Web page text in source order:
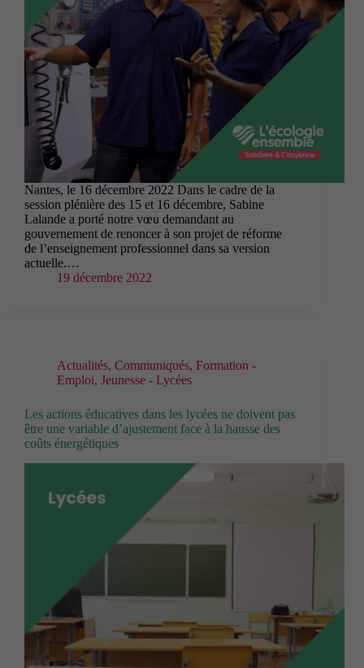
Nantes, le 16 décembre 2022 Dans le cadre de la
session plénière des 15 et 16 décembre, Sabine
Lalande a porté notre vœu demandant au
gouvernement de renoncer à son projet de réforme
de l’enseignement professionnel dans sa version
actuelle.…
19 décembre 2022
Actualités, Communiqués, Formation -
Emploi, Jeunesse - Lycées
Les actions éducatives dans les lycées ne doivent pas
être une variable d’ajustement face à la hausse des
coûts énergétiques